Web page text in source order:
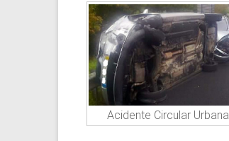
Acidente Circular Urbana